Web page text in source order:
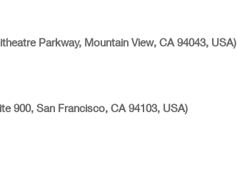
Parkway, Mountain View, CA 94043, USA)
900, San Francisco, CA 94103, USA)